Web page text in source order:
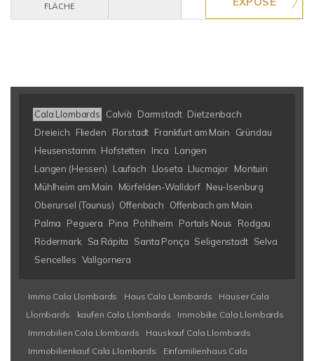
FLÄCHE
Cala Llombards Calvià Darmstadt Dietzenbach
Dreieich
Flieden Florstadt Frankfurt am Main
Gründau
Heusenstamm Hofstetten Inca
Langen
Langen (Hessen)
Laufach Lloseta Llucmajor Montuiri
Mühlheim am Main
Mörfelden-Walldorf Neu-Isenburg
Oberursel (Taunus) Offenbach
Offenbach am Main
Palma
Peguera Pina Pohlheim Portals Nous
Rodgau
Rödermark
Sa Rápita Santa Ponça Seligenstadt Selva
Sencelles Vallgornera
Immo Cala Llombards Haus Cala Llombards
Häuser Cala
Llombards
kaufen Cala Llombards
Immobilie Cala Llombards
Immobilien Cala Llombards
Hauskauf Cala Llombards
Immobilienkauf Cala Llombards
Einfamilienhaus Cala